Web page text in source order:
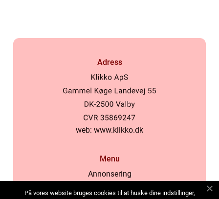
Adress
web: www.klikko.dk
Menu
Annonsering
På vores website bruges cookies til at huske dine indstillinger,